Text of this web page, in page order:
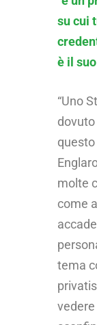
su cui
è il
“Uno
molte
come
tema